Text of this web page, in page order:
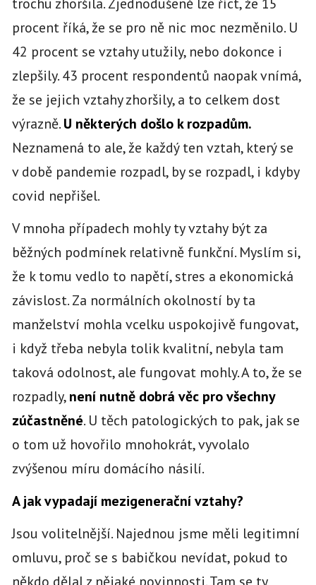
procent říká, že se pro ně nic moc nezměnilo. U
42 procent se vztahy utužily, nebo dokonce i
zlepšily. 43 procent respondentů naopak vnímá,
že se jejich vztahy zhoršily, a to celkem dost
výrazně.U některých došlo k rozpadům.
Neznamená to ale, že každý ten vztah, který se
v době pandemie rozpadl, by se rozpadl, i kdyby
covid nepřišel.
V mnoha případech mohly ty vztahy být za
běžných podmínek relativně funkční. Myslím si,
že k tomu vedlo to napětí, stres a ekonomická
závislost. Za normálních okolností by ta
manželství mohla vcelku uspokojivě fungovat,
i když třeba nebyla tolik kvalitní, nebyla tam
taková odolnost, ale fungovat mohly. A to, že se
rozpadly,není nutně dobrá věc pro všechny
zúčastněné. U těch patologických to pak, jak se
o tom už hovořilo mnohokrát, vyvolalo
zvýšenou míru domácího násilí.
A jak vypadají mezigenerační vztahy?
Jsou volitelnější. Najednou jsme měli legitimní
omluvu, proč se s babičkou nevídat, pokud to
někdo dělal z nějaké povinnosti. Tam se ty